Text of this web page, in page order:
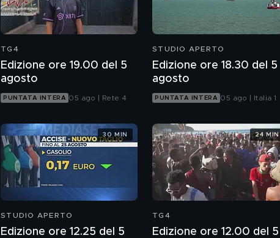
TG4
Edizione ore 19.00 del 5
agosto
PUNTATA INTERA 05 ago | Rete 4
STUDIO APERTO
Edizione ore 18.30 del 5
agosto
PUNTATA INTERA 05 ago | Italia 1
STUDIO APERTO
Edizione ore 12.25 del 5
30 MIN
TG4
Edizione ore 12.00 del 5
24 MIN